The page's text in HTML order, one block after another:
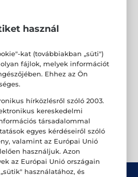
használ
kat (továbbiakban „süti")
fájlok, melyek információt
Ehhez az Ön
hírközlésről szóló 2003.
kereskedelmi
társadalommal
egyes kérdéseiről szóló
valamint az Európai Unió
használjuk. Azon
az Európai Unió országain
használatához, és